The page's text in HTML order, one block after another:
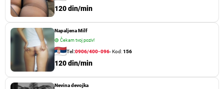
120 din/min
Napaljena Milf
🟢 Čekam tvoj poziv!
Tel:0906/400-096- Kod:156
120 din/min
Nevina devojka